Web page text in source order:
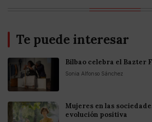
Te puede interesar
Bilbao celebra el Bazter
Sonia Alfonso Sánchez
Mujeres en las
evolución positiva